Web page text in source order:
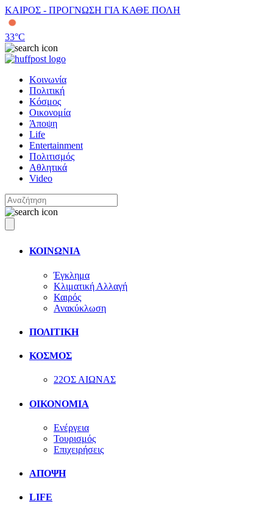
ΚΑΙΡΟΣ - ΠΡΟΓΝΩΣΗ ΓΙΑ ΚΑΘΕ ΠΟΛΗ
33°C
Κοινωνία
Πολιτική
Κόσμος
Οικονομία
Άποψη
Life
Entertainment
Πολιτισμός
Αθλητικά
Video
ΚΟΙΝΩΝΙΑ
Έγκλημα
Κλιματική Αλλαγή
Καιρός
Ανακύκλωση
ΠΟΛΙΤΙΚΗ
ΚΟΣΜΟΣ
22ΟΣ ΑΙΩΝΑΣ
ΟΙΚΟΝΟΜΙΑ
Ενέργεια
Τουρισμός
Επιχειρήσεις
ΑΠΟΨΗ
LIFE